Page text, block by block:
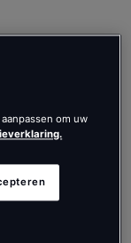
om uw